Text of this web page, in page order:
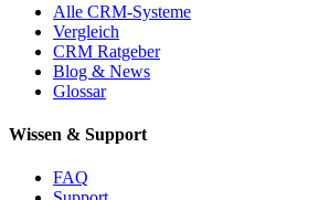
Alle CRM-Systeme
Vergleich
CRM Ratgeber
Blog & News
Glossar
Wissen & Support
FAQ